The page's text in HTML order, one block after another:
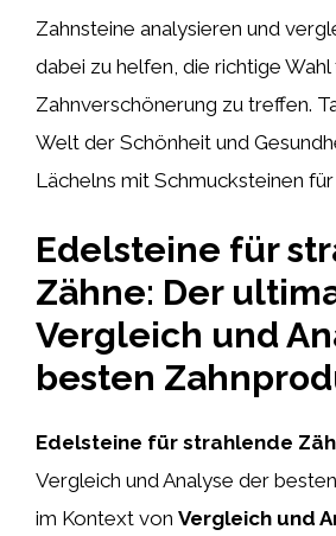
Zahnsteine analysieren und
dabei zu helfen, die richtige Wahl
Zahnverschönerung zu treffen.
Welt der Schönheit und
Lächelns mit Schmucksteinen
Edelsteine für
Zähne: Der
Vergleich und
besten
Edelsteine für strahlende
Vergleich und Analyse der
im Kontext von Vergleich und